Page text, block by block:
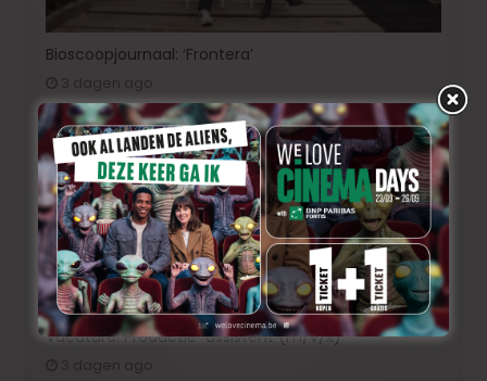
Bioscoopjournaal: ‘Frontera’
3 dagen ago
Vacature: Productie-assistent (m/v/x)